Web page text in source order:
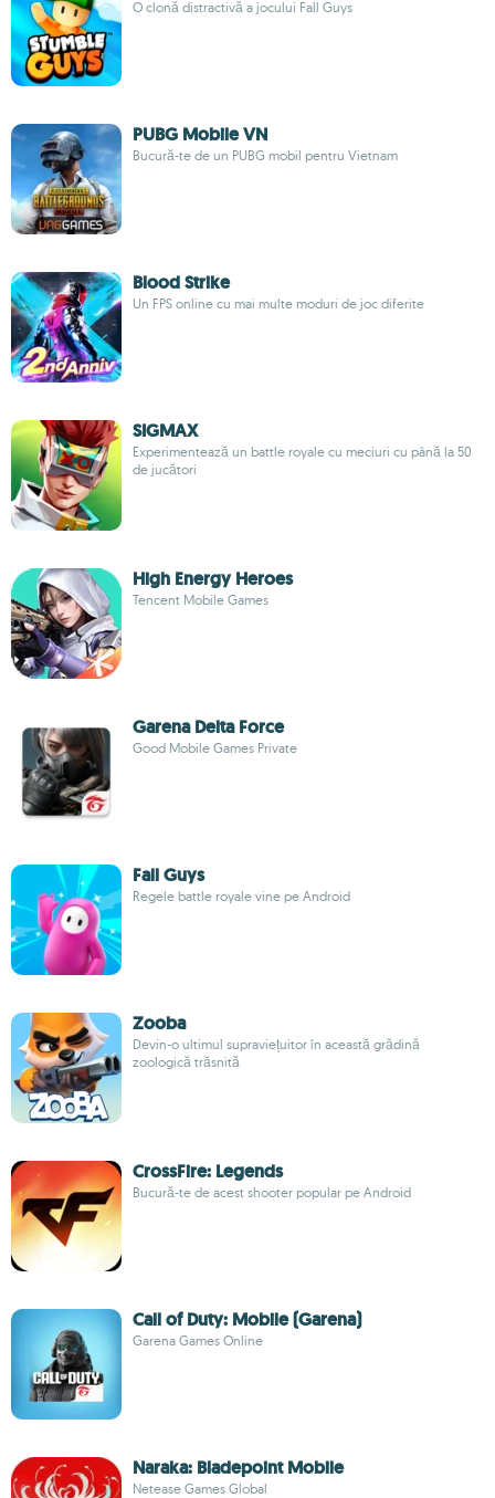
O clonă distractivă a jocului Fall Guys
PUBG Mobile VN
Bucură-te de un PUBG mobil pentru Vietnam
Blood Strike
Un FPS online cu mai multe moduri de joc diferite
SIGMAX
Experimentează un battle royale cu meciuri cu până la 50
de jucători
High Energy Heroes
Tencent Mobile Games
Garena Delta Force
Good Mobile Games Private
Fall Guys
Regele battle royale vine pe Android
Zooba
Devin-o ultimul supraviețuitor în această grădină
zoologică trăsnită
CrossFire: Legends
Bucură-te de acest shooter popular pe Android
Call of Duty: Mobile (Garena)
Garena Games Online
Naraka: Bladepoint Mobile
Netease Games Global